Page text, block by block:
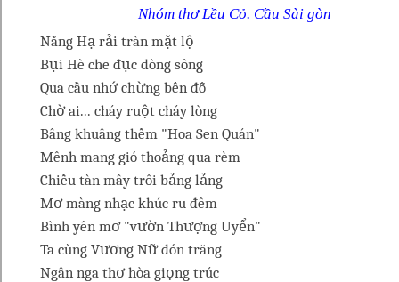
Nhóm thơ Lều Cỏ. Cầu Sài gòn
Nắng Hạ rải tràn mặt lộ
Bụi Hè che đục dòng sông
Qua cầu nhớ chừng bến đỗ
Chờ ai... cháy ruột cháy lòng
Bâng khuâng thềm "Hoa Sen Quán"
Mênh mang gió thoảng qua rèm
Chiều tàn mây trôi bảng lảng
Mơ màng nhạc khúc ru đêm
Bình yên mơ "vườn Thượng Uyển"
Ta cùng Vương Nữ đón trăng
Ngân nga thơ hòa giọng trúc